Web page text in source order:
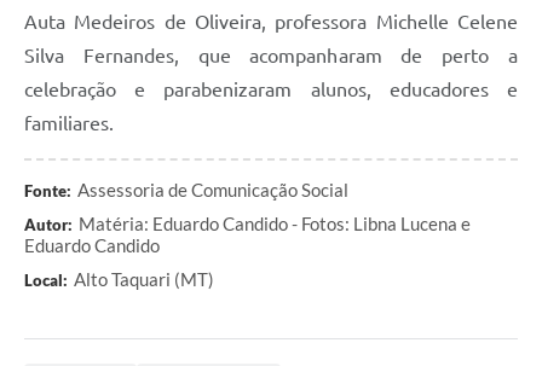
Auta Medeiros de Oliveira, professora Michelle Celene
Silva Fernandes, que acompanharam de perto a
celebração e parabenizaram alunos, educadores e
familiares.
Fonte: Assessoria de Comunicação Social
Autor: Matéria: Eduardo Candido - Fotos: Libna Lucena e
Eduardo Candido
Local: Alto Taquari (MT)